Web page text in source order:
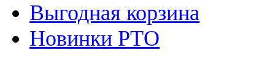
Выгодная корзина
Новинки РТО